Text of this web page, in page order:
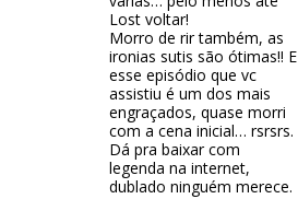
Lost voltar!
Morro de rir também, as
ironias sutis são ótimas!! E
esse episódio que vc
assistiu é um dos mais
engraçados, quase morri
com a cena inicial… rsrsrs.
Dá pra baixar com
legenda na internet,
dublado ninguém merece.